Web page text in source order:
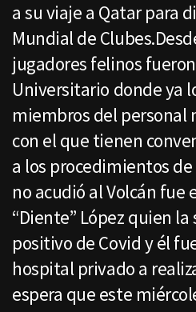
a su viaje a Qatar para
Mundial de
jugadores felinos
Universitario donde ya
miembros del personal
con el que tienen
a los procedimientos de
no acudió al Volcán fue
“Diente” López quien
positivo de Covid y él
hospital privado a
espera que este